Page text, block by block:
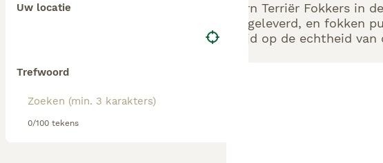
Uw locatie
Trefwoord
0/100 tekens
Cairn Terriër Fokkers in
aangeleverd, en fokken
altijd op de echtheid